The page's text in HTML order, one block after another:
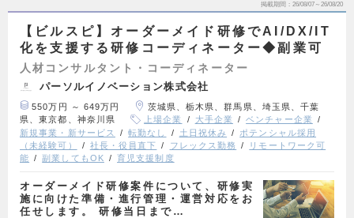
掲載期間 26/08/07～26/08/20
【ビルスピ】オーダーメイド研修でAI/DX/IT
化を支援する研修コーディネーター◆副業可
人材コンサルタント・コーディネーター
パーソルイノベーション株式会社
550万円 ～ 649万円
茨城県、栃木県、群馬県、埼玉県、千葉
県、東京都、神奈川県
上場企業 大手企業
ベンチャー企業
新規事業・新サービス
転勤なし 土日祝休み
ポテンシャル採用
（未経験可）
社長・役員直下 フレックス勤務
リモートワーク可
能
副業してもOK 育児支援制度
オーダーメイド研修案件について、研修実
施に向けた準備・進行管理・運営対応をお
任せします。 研修当日まで…